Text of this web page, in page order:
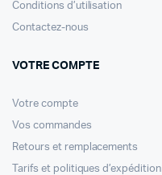
Conditions d’utilisation
Contactez-nous
VOTRE COMPTE
Votre compte
Vos commandes
Retours et remplacements
Tarifs et politiques d’expédition